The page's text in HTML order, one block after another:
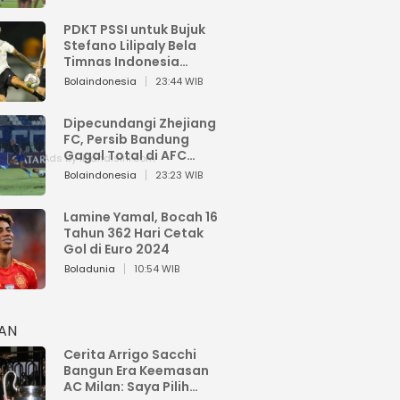
PDKT PSSI untuk Bujuk
Stefano Lilipaly Bela
Timnas Indonesia
Berakhir Berantakan
Bolaindonesia 23:44 WIB
Dipecundangi Zhejiang
FC, Persib Bandung
Gagal Total di AFC
Champions League Two
Bolaindonesia 23:23 WIB
Lamine Yamal, Bocah 16
Tahun 362 Hari Cetak
Gol di Euro 2024
Boladunia 10:54 WIB
Cerita Arrigo Sacchi
Bangun Era Keemasan
AC Milan: Saya Pilih